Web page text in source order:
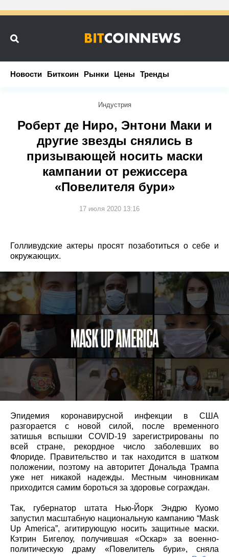
Новости Биткоин Рынки Цены Тренды
Новости Биткоин Рынки Цены Тренды
Индустрия
Роберт де Ниро, Энтони Маки и
другие звезды снялись в
призывающей носить маски
кампании от режиссера
«Повелителя бури»
17 июля 2020 13:16
Голливудские актеры просят позаботиться о себе и
окружающих.
Эпидемия коронавирусной инфекции в США
разгорается с новой силой, после временного
затишья вспышки COVID-19 зарегистрированы по
всей стране, рекордное число заболевших во
Флориде. Правительство и так находится в шатком
положении, поэтому на авторитет Дональда Трампа
уже нет никакой надежды. Местным чиновникам
приходится самим бороться за здоровье сограждан.
Так, губернатор штата Нью-Йорк Эндрю Куомо
запустил масштабную национальную кампанию “Mask
Up America”, агитирующую носить защитные маски.
Кэтрин Бигелоу, получившая «Оскар» за военно-
политическую драму «Повелитель бури», сняла